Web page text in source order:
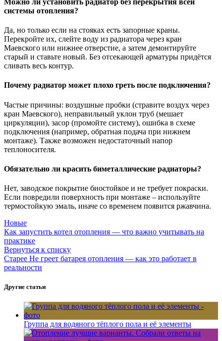
системы отопления?
Да, но только если на стояках есть запорные краны.
Перекройте их, слейте воду из радиатора через кран
Маевского или нижнее отверстие, а затем демонтируйте
старый и ставьте новый. Без отсекающей арматуры придётся
сливать весь контур.
Почему радиатор может плохо греть после подключения?
Частые причины: воздушные пробки (стравите воздух через
кран Маевского), неправильный уклон труб (мешает
циркуляции), засор (промойте систему), ошибка в схеме
подключения (например, обратная подача при нижнем
монтаже). Также возможен недостаточный напор
теплоносителя.
Обязательно ли красить биметаллические радиаторы?
Нет, заводское покрытие биостойкое и не требует покраски.
Если повредили поверхность при монтаже – используйте
термостойкую эмаль, иначе со временем появится ржавчина.
Новые
Как запустить котел отопления — что важно учитывать на
практике
Вернуться к списку
Старее Не греет батарея отопления — как это работает в
реальности
Другие статьи
Группа для водяного тёплого пола и её элементы